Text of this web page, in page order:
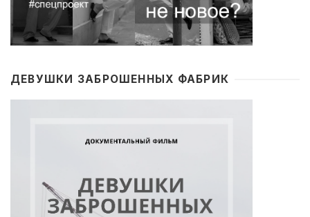
ДЕВУШКИ ЗАБРОШЕННЫХ ФАБРИК